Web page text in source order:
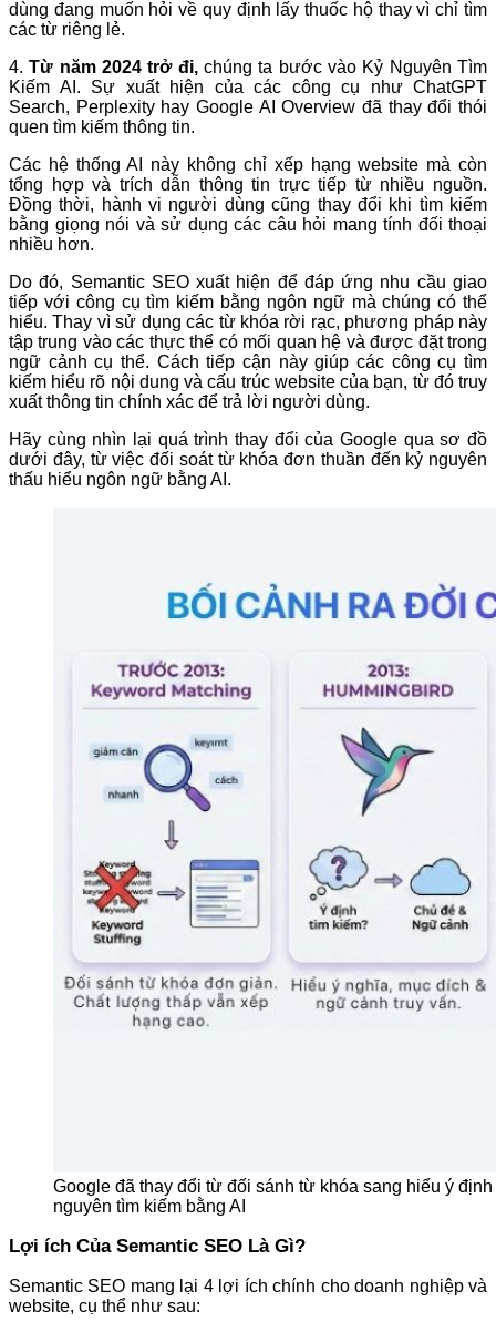
dùng đang muốn hỏi về quy định lấy thuốc hộ thay vì chỉ tìm
các từ riêng lẻ.
4.Từ năm 2024 trở đi,chúng ta bước vào Kỷ Nguyên Tìm
Kiếm AI. Sự xuất hiện của các công cụ như ChatGPT
Search, Perplexity hay Google AI Overview đã thay đổi thói
quen tìm kiếm thông tin.
Các hệ thống AI này không chỉ xếp hạng website mà còn
tổng hợp và trích dẫn thông tin trực tiếp từ nhiều nguồn.
Đồng thời, hành vi người dùng cũng thay đổi khi tìm kiếm
bằng giọng nói và sử dụng các câu hỏi mang tính đối thoại
nhiều hơn.
Do đó, Semantic SEO xuất hiện để đáp ứng nhu cầu giao
tiếp với công cụ tìm kiếm bằng ngôn ngữ mà chúng có thể
hiểu. Thay vì sử dụng các từ khóa rời rạc, phương pháp này
tập trung vào các thực thể có mối quan hệ và được đặt trong
ngữ cảnh cụ thể. Cách tiếp cận này giúp các công cụ tìm
kiếm hiểu rõ nội dung và cấu trúc website của bạn, từ đó truy
xuất thông tin chính xác để trả lời người dùng.
Hãy cùng nhìn lại quá trình thay đổi của Google qua sơ đồ
dưới đây, từ việc đối soát từ khóa đơn thuần đến kỷ nguyên
thấu hiểu ngôn ngữ bằng AI.
Google đã thay đổi từ đối sánh từ khóa sang hiểu ý
nguyên tìm kiếm bằng AI
Lợi ích Của Semantic SEO Là Gì?
Semantic SEO mang lại 4 lợi ích chính cho doanh nghiệp và
website, cụ thể như sau: